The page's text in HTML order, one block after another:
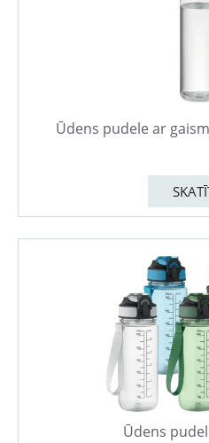
Ūdens pudele ar
Ūdens